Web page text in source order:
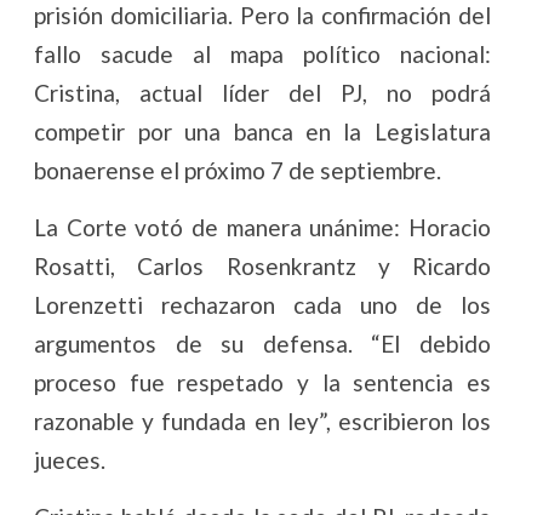
prisión domiciliaria. Pero la confirmación del
fallo sacude al mapa político nacional:
Cristina, actual líder del PJ, no podrá
competir por una banca en la Legislatura
bonaerense el próximo 7 de septiembre.
La Corte votó de manera unánime: Horacio
Rosatti, Carlos Rosenkrantz y Ricardo
Lorenzetti rechazaron cada uno de los
argumentos de su defensa. “El debido
proceso fue respetado y la sentencia es
razonable y fundada en ley”, escribieron los
jueces.